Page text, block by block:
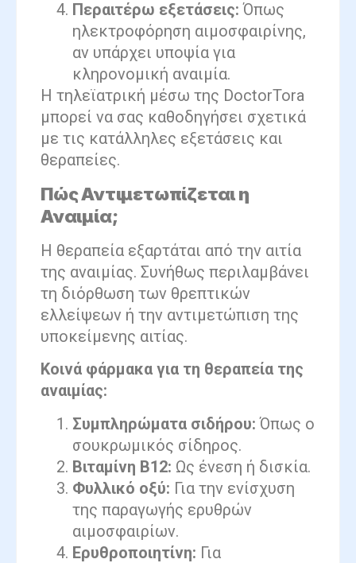
Περαιτέρω εξετάσεις: Όπως
ηλεκτροφόρηση αιμοσφαιρίνης,
αν υπάρχει υποψία για
κληρονομική αναιμία.
Η τηλεϊατρική μέσω της DoctorTora
μπορεί να σας καθοδηγήσει σχετικά
με τις κατάλληλες εξετάσεις και
θεραπείες.
Πώς Αντιμετωπίζεται η
Αναιμία;
Η θεραπεία εξαρτάται από την αιτία
της αναιμίας. Συνήθως περιλαμβάνει
τη διόρθωση των θρεπτικών
ελλείψεων ή την αντιμετώπιση της
υποκείμενης αιτίας.
Κοινά φάρμακα για τη θεραπεία της
αναιμίας:
Συμπληρώματα σιδήρου: Όπως ο
σουκρωμικός σίδηρος.
Βιταμίνη Β12: Ως ένεση ή δισκία.
Φυλλικό οξύ: Για την ενίσχυση
της παραγωγής ερυθρών
αιμοσφαιρίων.
Ερυθροποιητίνη: Για